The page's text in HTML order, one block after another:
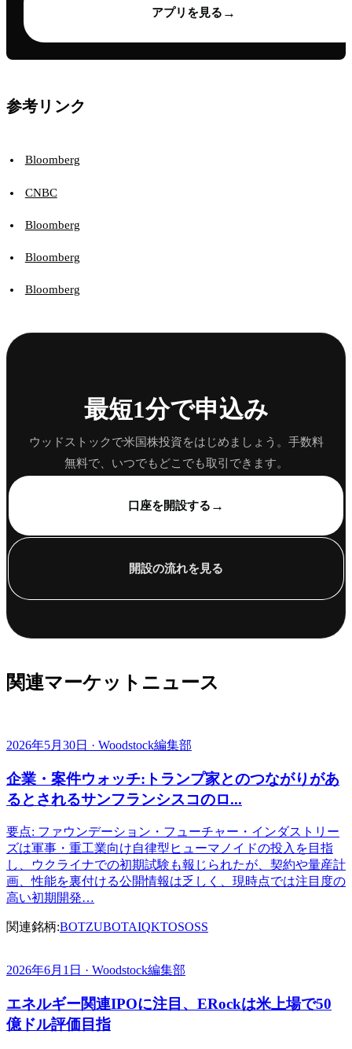
アプリを見る →
参考リンク
Bloomberg
CNBC
Bloomberg
Bloomberg
Bloomberg
最短1分で申込み
ウッドストックで米国株投資をはじめましょう。手数料
無料で、いつでもどこでも取引できます。
口座を開設する →
開設の流れを見る
関連マーケットニュース
2026年5月30日 · Woodstock編集部
企業・案件ウォッチ:トランプ家とのつながりがあ
るとされるサンフランシスコのロ...
要点: ファウンデーション・フューチャー・インダストリー
ズは軍事・重工業向け自律型ヒューマノイドの投入を目指
し、ウクライナでの初期試験も報じられたが、契約や量産計
画、性能を裏付ける公開情報は乏しく、現時点では注目度の
高い初期開発…
関連銘柄:BOTZUBOTAIQKTOSOSS
2026年6月1日 · Woodstock編集部
エネルギー関連IPOに注目、ERockは米上場で50
億ドル評価目指